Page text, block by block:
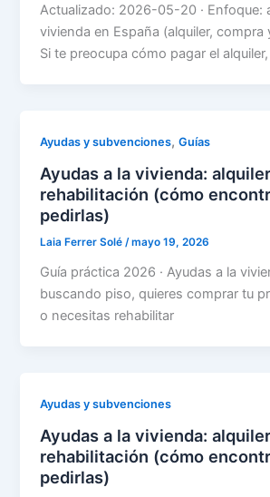
Actualizado: 2026-05-20 · Enfoque:
vivienda en España (alquiler, compra
Si te preocupa cómo pagar el alquiler,
Ayudas y subvenciones,Guías
Ayudas a la vivienda:
rehabilitación (cómo
pedirlas)
Laia Ferrer Solé/mayo 19, 2026
Guía práctica 2026 · Ayudas a la
buscando piso, quieres comprar tu
o necesitas rehabilitar
Ayudas y subvenciones
Ayudas a la vivienda:
rehabilitación (cómo
pedirlas)